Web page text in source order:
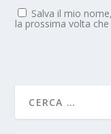
Salva il mio
la prossima volta